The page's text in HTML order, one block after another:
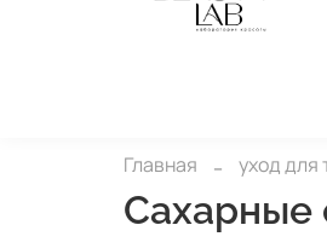
Главная уход для
Сахарные